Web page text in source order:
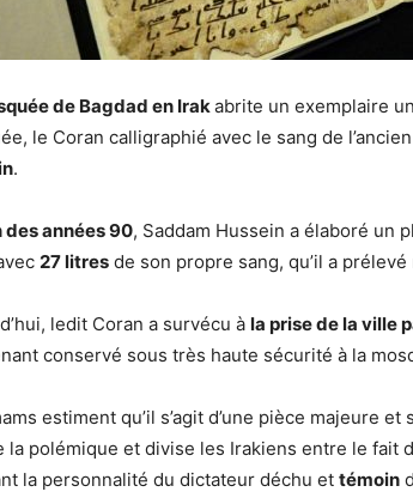
de Bagdad en Irakabrite un exemplaire
le Coran calligraphié avec le sang de
.
des années 90, Saddam Hussein a élaboré un
27 litres de son propre sang, qu’il a
ledit Coran a survécu à la prise de la ville
conservé sous très haute sécurité à la
estiment qu’il s’agit d’une pièce majeure
la polémique et divise les Irakiens entre le fait
la personnalité du dictateur déchu et témoin